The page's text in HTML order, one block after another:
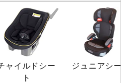
ャイルドシー
ト
ジュニアシー